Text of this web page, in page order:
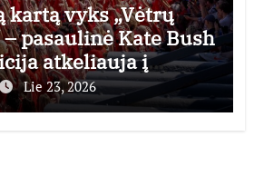
kartą vyks „Vėtrų
pasaulinė Kate Bush
atkeliauja į
Lie 23, 2026